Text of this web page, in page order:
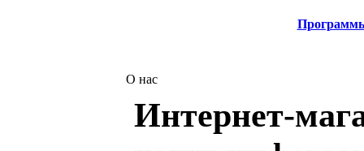
О нас
Интернет-